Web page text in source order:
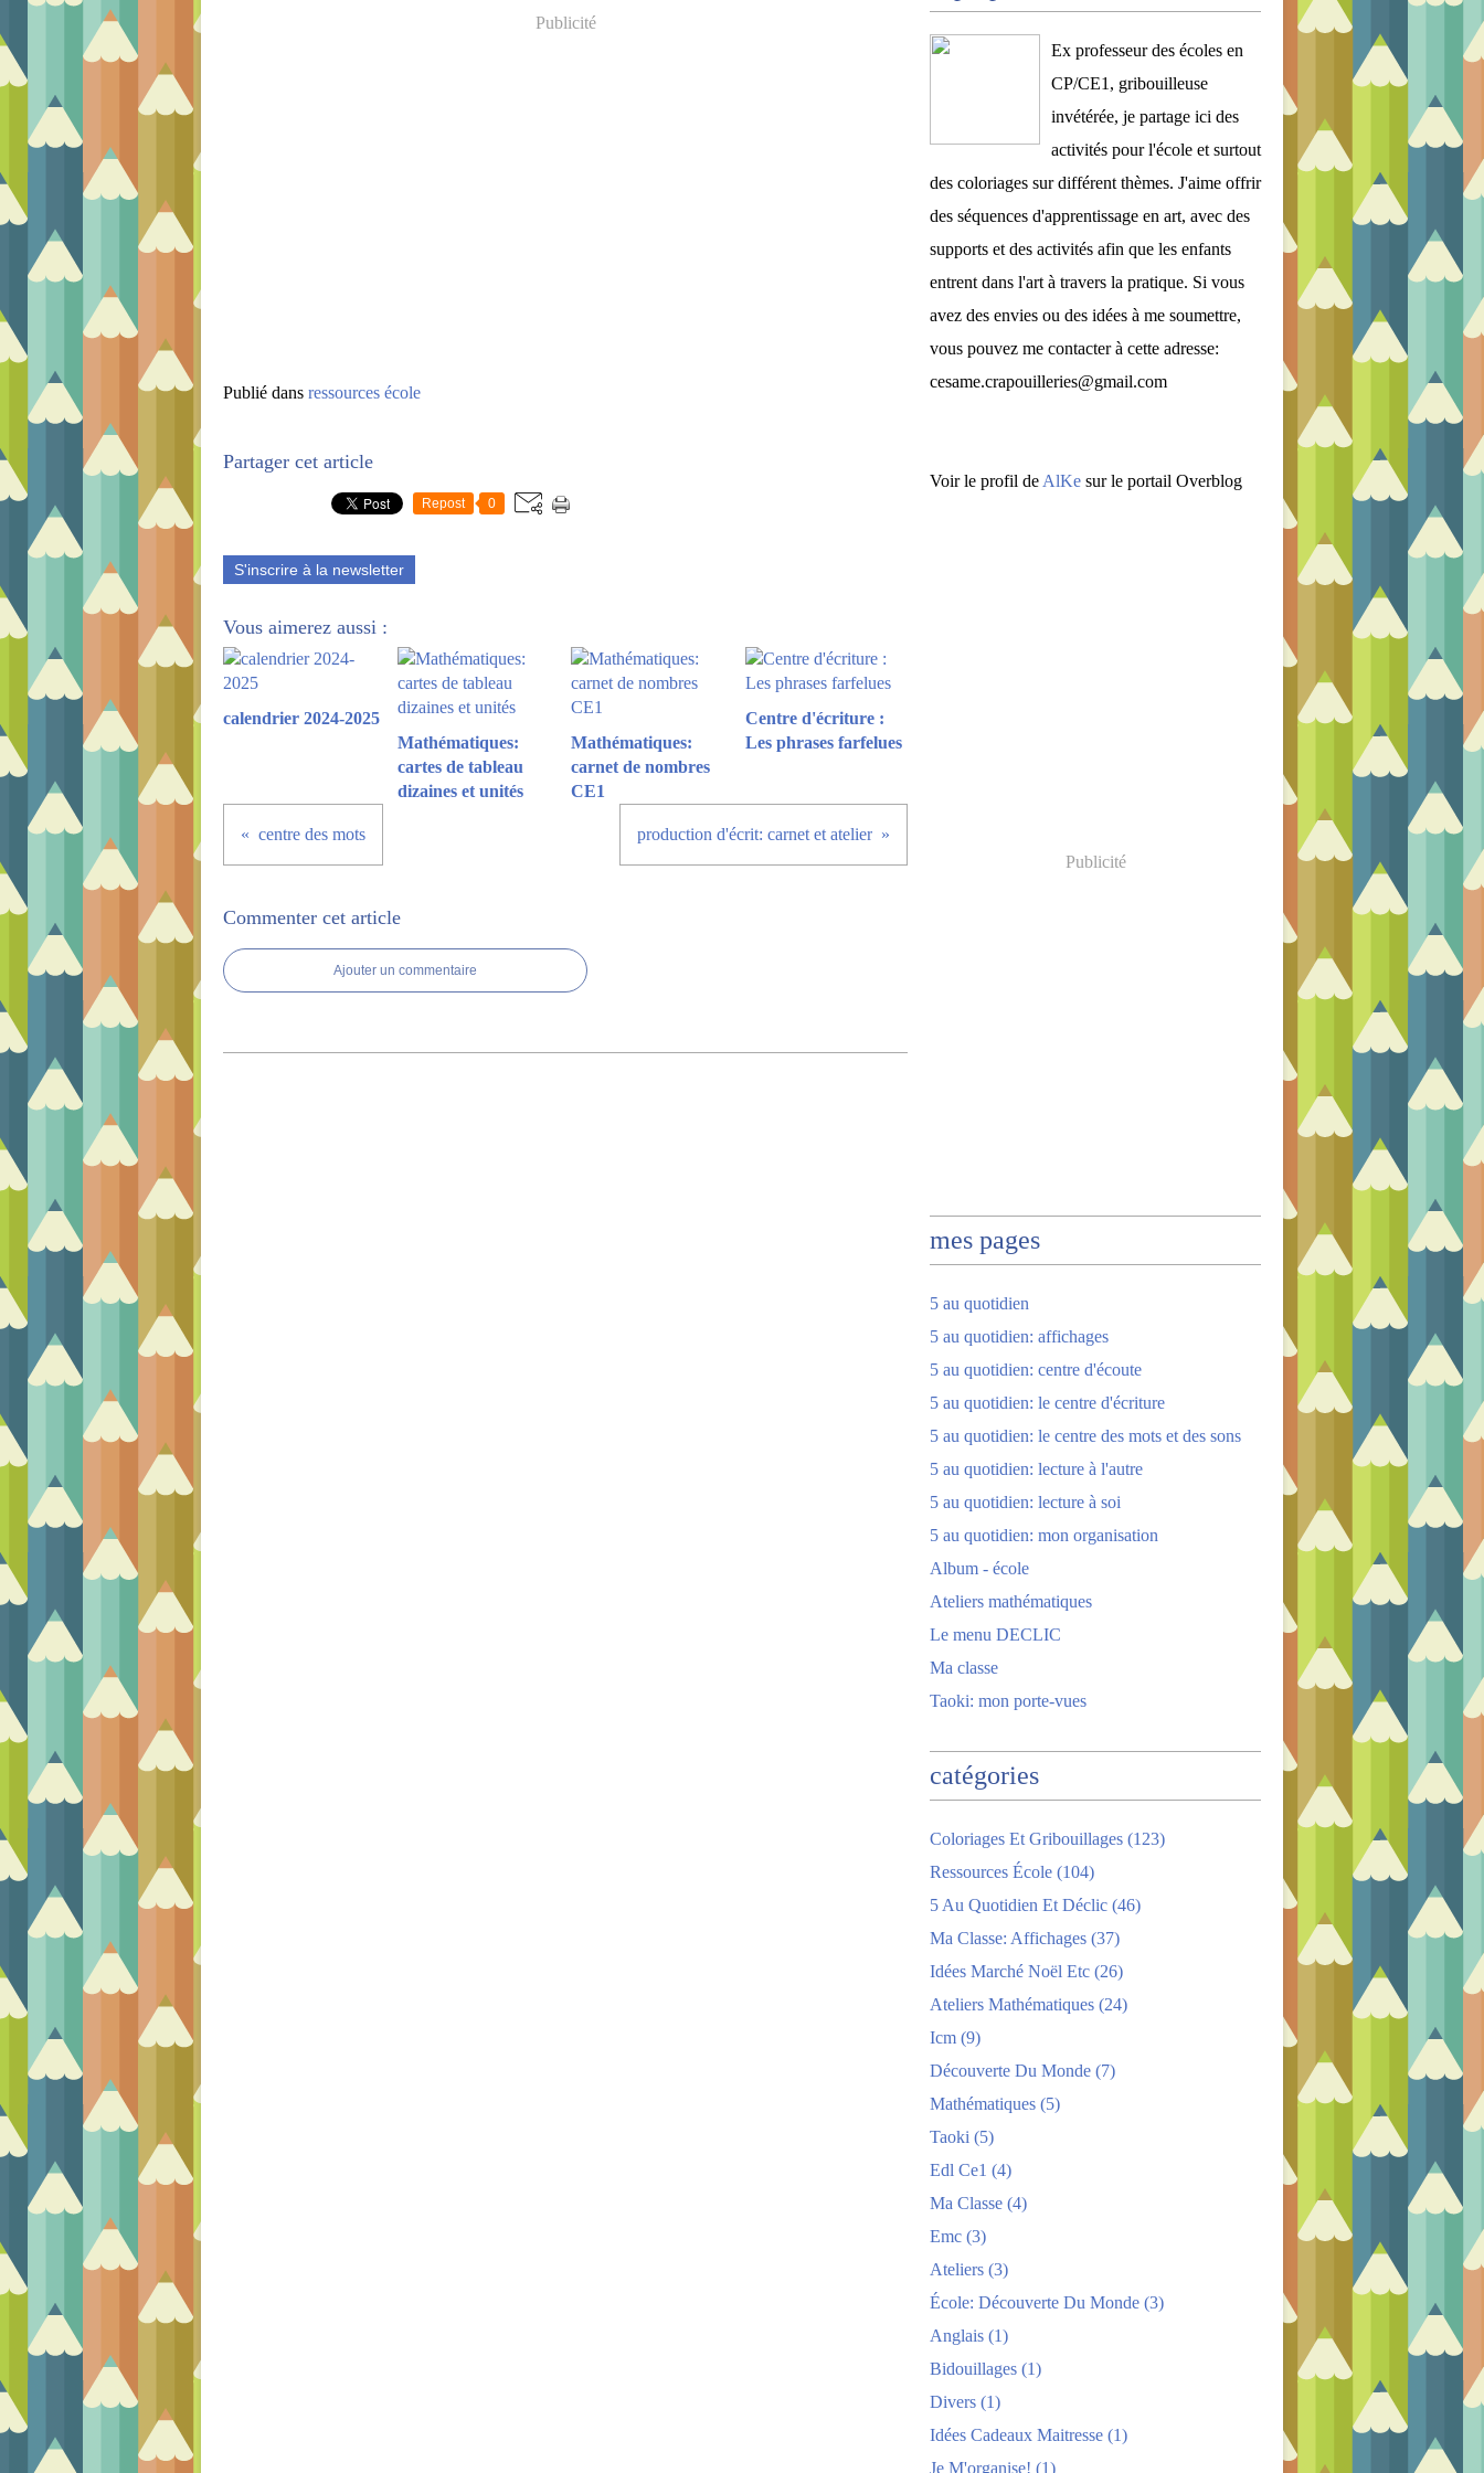
Publicité
Publié dans ressources école
Partager cet article
Repost 0
S'inscrire à la newsletter
Vous aimerez aussi :
calendrier 2024-2025
Mathématiques:
cartes de tableau
dizaines et unités
Mathématiques:
carnet de nombres
CE1
Centre d'écriture :
Les phrases farfelues
centre des mots production d'écrit: carnet et atelier
Commenter cet article
Ajouter un commentaire
Ex professeur des écoles en
CP/CE1, gribouilleuse
invétérée, je partage ici des
activités pour l'école et surtout
des coloriages sur différent thèmes. J'aime offrir
des séquences d'apprentissage en art, avec des
supports et des activités afin que les enfants
entrent dans l'art à travers la pratique. Si vous
avez des envies ou des idées à me soumettre,
vous pouvez me contacter à cette adresse:
cesame.crapouilleries@gmail.com
Voir le profil de AlKe sur le portail Overblog
Publicité
mes pages
5 au quotidien
5 au quotidien: affichages
5 au quotidien: centre d'écoute
5 au quotidien: le centre d'écriture
5 au quotidien: le centre des mots et des sons
5 au quotidien: lecture à l'autre
5 au quotidien: lecture à soi
5 au quotidien: mon organisation
Album - école
Ateliers mathématiques
Le menu DECLIC
Ma classe
Taoki: mon porte-vues
catégories
Coloriages Et Gribouillages (123)
Ressources École (104)
5 Au Quotidien Et Déclic (46)
Ma Classe: Affichages (37)
Idées Marché Noël Etc (26)
Ateliers Mathématiques (24)
Icm (9)
Découverte Du Monde (7)
Mathématiques (5)
Taoki (5)
Edl Ce1 (4)
Ma Classe (4)
Emc (3)
Ateliers (3)
École: Découverte Du Monde (3)
Anglais (1)
Bidouillages (1)
Divers (1)
Idées Cadeaux Maitresse (1)
Je M'organise! (1)